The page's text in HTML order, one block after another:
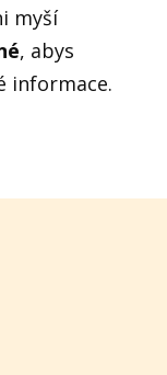
myší
, abys
informace.